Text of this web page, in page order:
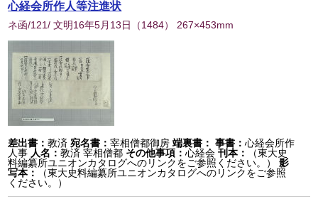
心経会所作人等注進状
ネ函/121/ 文明16年5月13日 （1484） 267×453mm
差出書：教済 宛名書：宰相僧都御房 端裏書： 事書：心経会所作
人事 人名：教済 宰相僧都 その他事項：心経会刊本：
（東大史
料編纂所ユニオンカタログへのリンクをご参照ください。）
影
写本：
（東大史料編纂所ユニオンカタログへのリンクをご参照
ください。）